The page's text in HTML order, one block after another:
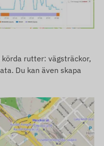
rutter: vägsträckor,
Du kan även skapa